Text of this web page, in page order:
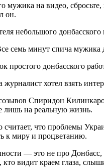
мужика на видео,
он.
небольшого
семь минут спича
простого донбасского
хотел взять
Спиридон
лишь на реальную жизнь.
считает, что проблемы
к миру и процветанию.
— это не про
видит краем глаза,